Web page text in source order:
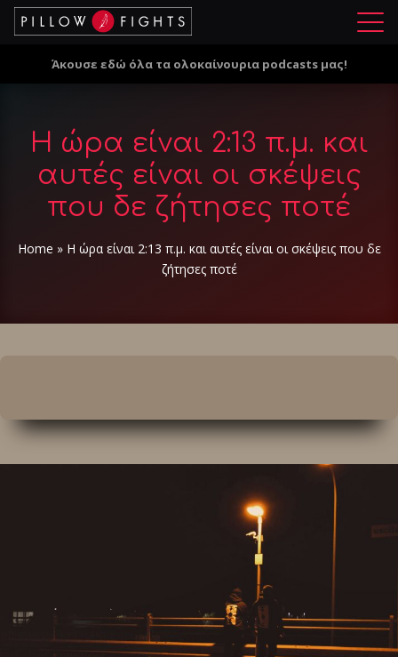
Μ
ο
Άκουσε εδώ όλα τα ολοκαίνουρια podcasts μας!
Η ώρα είναι 2:13 π.μ. και
αυτές είναι οι σκέψεις
που δε ζήτησες ποτέ
Home » Η ώρα είναι 2:13 π.μ. και αυτές είναι οι σκέψεις που δε
ζήτησες ποτέ